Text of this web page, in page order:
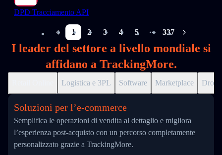
DPD Tracciamento API
1 2 3 4 5
More pages
337
I leader del settore a livello mondiale si
affidano a TrackingMore.
Logistica e 3PL Software Marketplace
Soluzioni per l’e‑commerce
Semplifica le operazioni di vendita al dettaglio e migliora
l’esperienza post-acquisto con un percorso completamente
personalizzato grazie a TrackingMore.